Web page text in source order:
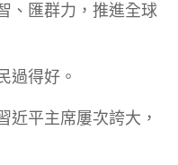
、匯群力，推進全球
過得好。
近平主席屢次誇大，